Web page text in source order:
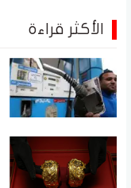
الأكثر قراءة